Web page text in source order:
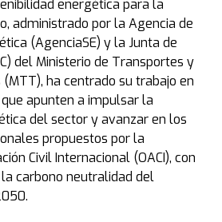
energética para la
administrado por la Agencia de
(AgenciaSE) y la Junta de
del Ministerio de Transportes y
ha centrado su trabajo en
apunten a impulsar la
del sector y avanzar en los
propuestos por la
Civil Internacional (OACI), con
carbono neutralidad del